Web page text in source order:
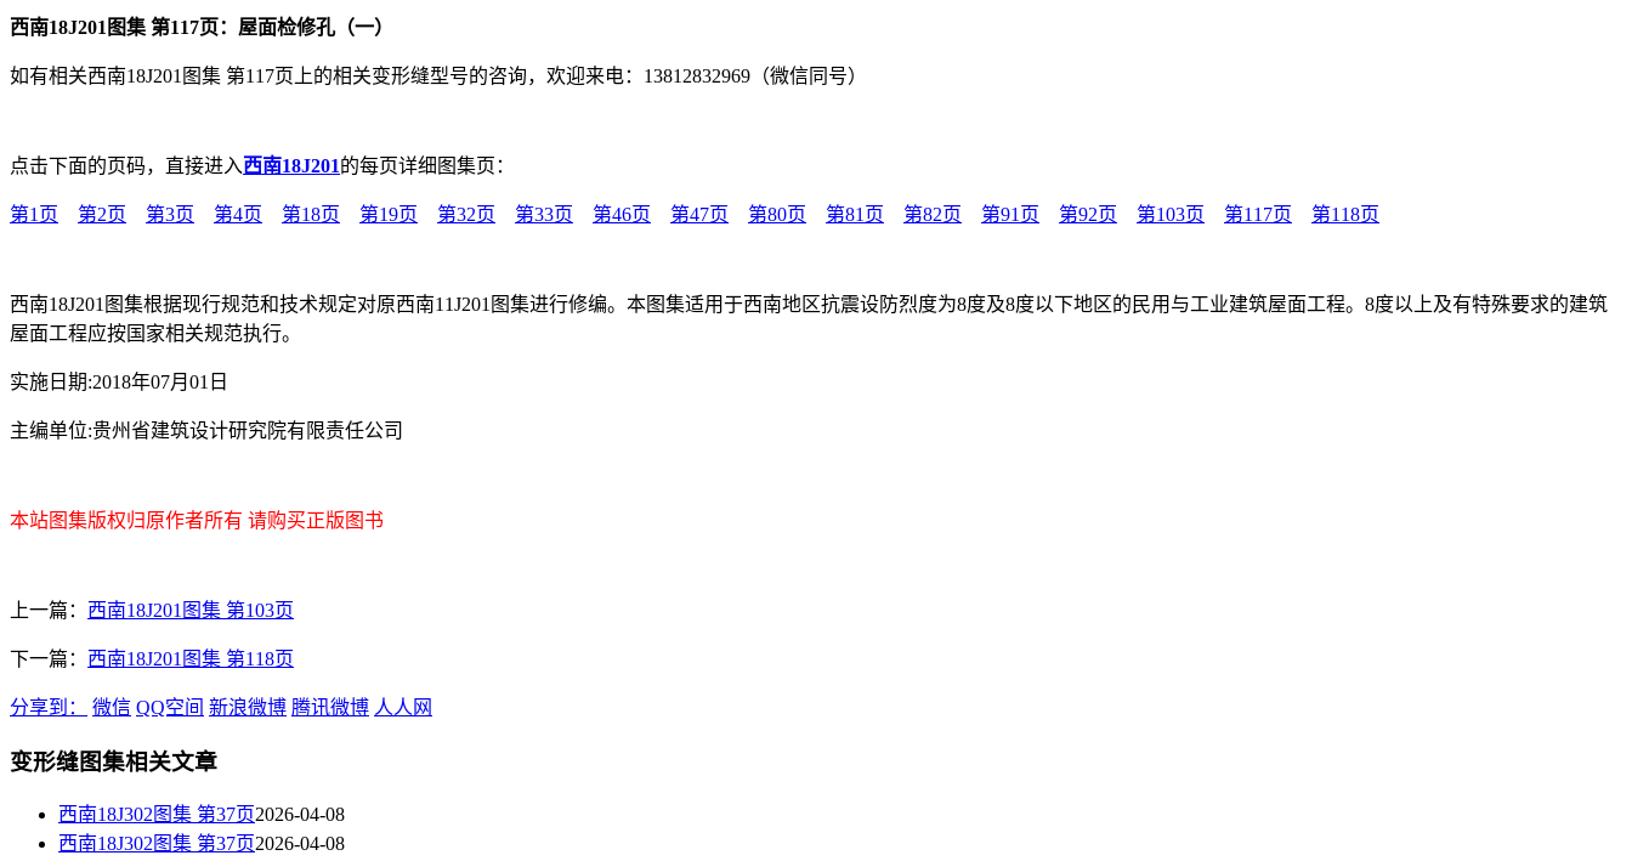
西南18J201图集 第117页：屋面检修孔（一）
如有相关西南18J201图集 第117页上的相关变形缝型号的咨询，欢迎来电：13812832969（微信同号）
点击下面的页码，直接进入西南18J201的每页详细图集页：
第1页 第2页 第3页 第4页 第18页 第19页 第32页 第33页 第46页 第47页 第80页 第81页 第82页 第91页 第92页 第103页 第117页 第118页
西南18J201图集根据现行规范和技术规定对原西南11J201图集进行修编。本图集适用于西南地区抗震设防烈度为8度及8度以下地区的民用与工业建筑屋面工程。8度以上及有特殊要求的建筑
屋面工程应按国家相关规范执行。
实施日期:2018年07月01日
主编单位:贵州省建筑设计研究院有限责任公司
本站图集版权归原作者所有 请购买正版图书
上一篇： 西南18J201图集 第103页
下一篇： 西南18J201图集 第118页
分享到： 微信 QQ空间 新浪微博 腾讯微博 人人网
变形缝图集相关文章
西南18J302图集 第37页2026-04-08
西南18J302图集 第37页2026-04-08